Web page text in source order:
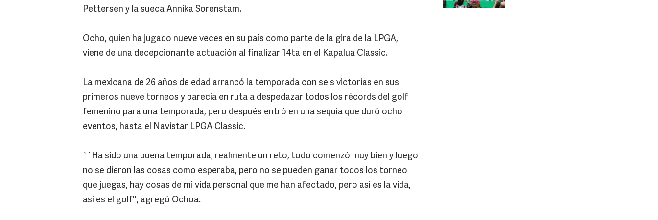
Pettersen y la sueca Annika Sorenstam.
Ocho, quien ha jugado nueve veces en su país como parte de la gira de la LPGA,
viene de una decepcionante actuación al finalizar 14ta en el Kapalua Classic.
La mexicana de 26 años de edad arrancó la temporada con seis victorias en sus
primeros nueve torneos y parecía en ruta a despedazar todos los récords del golf
femenino para una temporada, pero después entró en una sequía que duró ocho
eventos, hasta el Navistar LPGA Classic.
``Ha sido una buena temporada, realmente un reto, todo comenzó muy bien y luego
no se dieron las cosas como esperaba, pero no se pueden ganar todos los torneo
que juegas, hay cosas de mi vida personal que me han afectado, pero así es la vida,
así es el golf'', agregó Ochoa.